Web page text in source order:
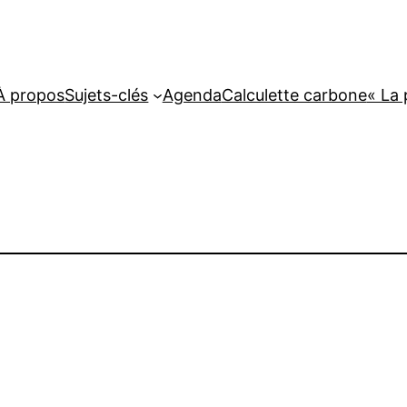
proposSujets-clés AgendaCalculette carbone« La